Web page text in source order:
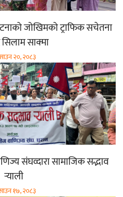
जोखिमको ट्राफिक सचेतना
साक्मा
२०, २०८३
संघव्दारा सामाजिक सद्भाव
र्‍याली
१७, २०८३